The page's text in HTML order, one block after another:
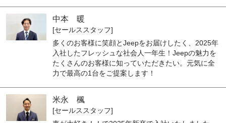
中本 暖
[セールススタッフ]
多くのお客様に笑顔とJeepをお届けしたく、2025年
入社したフレッシュな社会人一年生！Jeepの魅力を
たくさんのお客様に知っていただきたい。元気に全
力で最高の1台をご提案します！
米永 楓
[セールススタッフ]